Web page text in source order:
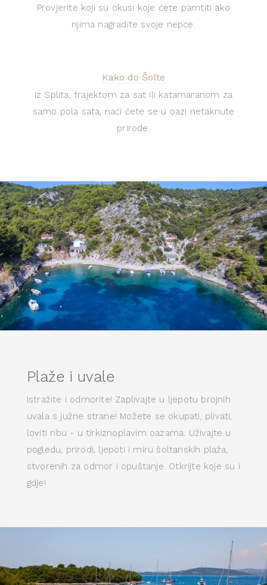
Provjerite koji su okusi koje ćete pamtiti ako
njima nagradite svoje nepce.
Kako do Šolte
Iz Splita, trajektom za sat ili katamaranom za
samo pola sata, naći ćete se u oazi netaknute
prirode.
Plaže i uvale
Istražite i odmorite! Zaplivajte u ljepotu brojnih
uvala s južne strane! Možete se okupati, plivati,
loviti ribu - u tirkiznoplavim oazama. Uživajte u
pogledu, prirodi, ljepoti i miru šoltanskih plaža,
stvorenih za odmor i opuštanje. Otkrijte koje su i
gdje!